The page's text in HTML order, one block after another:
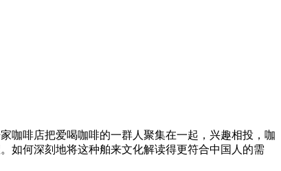
咖啡店把爱喝咖啡的一群人聚集在一起，兴趣相投，咖
如何深刻地将这种舶来文化解读得更符合中国人的需